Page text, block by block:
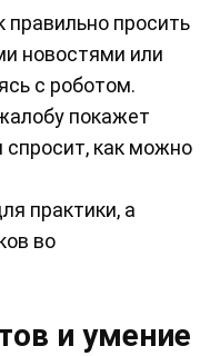
правильно просить
новостями или
с роботом.
покажет
спросит, как можно
практики, а
во
и умение